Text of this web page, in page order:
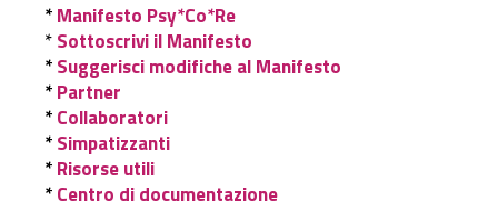
*Manifesto Psy*Co*Re
*Sottoscrivi il Manifesto
*Suggerisci modifiche al Manifesto
*Partner
*Collaboratori
*Simpatizzanti
*Risorse utili
*Centro di documentazione